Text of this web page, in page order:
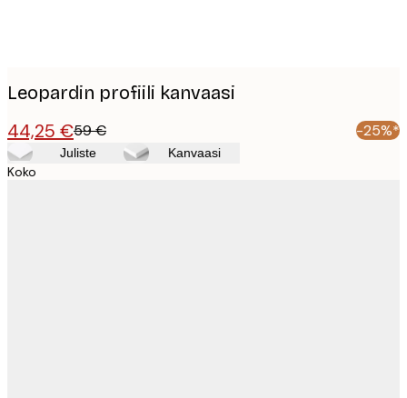
Leopardin profiili kanvaasi
44,25 €59 € -25%*
Juliste Kanvaasi
Koko